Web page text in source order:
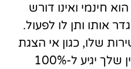
חינמי ואינו דורש
אותו ותן לו לפעול.
שלו, כגון אי הצגת
מודעות עד שהקמפיין שלך יגיע ל-100%